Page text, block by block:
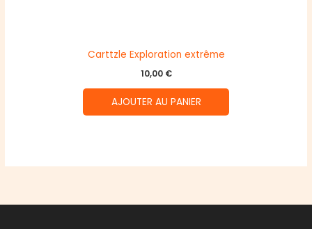
Carttzle Exploration extrême
10,00 €
AJOUTER AU PANIER